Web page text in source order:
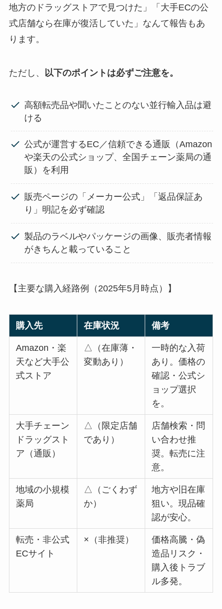
地方のドラッグストアで見つけた」「大手ECの公
式店舗なら在庫が復活していた」なんて報告もあ
ります。
ただし、 以下のポイントは必ずご注意を。
高額転売品や聞いたことのない並行輸入品は避
ける
公式が運営するEC／信頼できる通販（Amazon
や楽天の公式ショップ、全国チェーン薬局の通
販）を利用
販売ページの「メーカー公式」「返品保証あ
り」明記を必ず確認
製品のラベルやパッケージの画像、販売者情報
がきちんと載っていること
【主要な購入経路例（2025年5月時点）】
購入先 在庫状況 備考
Amazon・楽
天など大手公
式ストア
△（在庫薄・
変動あり）
一時的な入荷
あり。価格の
確認・公式シ
ョップ選択
を。
大手チェーン
ドラッグスト
ア（通販）
△（限定店舗
であり）
店舗検索・問
い合わせ推
奨。転売に注
意。
地域の小規模
薬局
△（ごくわず
か）
地方や旧在庫
狙い。現品確
認が安心。
転売・非公式
ECサイト
×（非推奨）
価格高騰・偽
造品リスク・
購入後トラブ
ル多発。